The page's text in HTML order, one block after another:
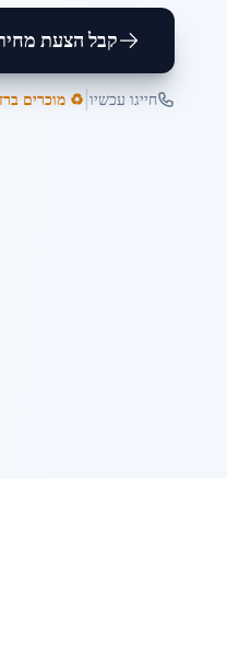
קבל הצעת
חייגו עכשיו ♻️ מוכרים